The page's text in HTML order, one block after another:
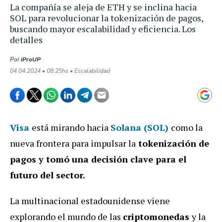
La compañía se aleja de ETH y se inclina hacia
SOL para revolucionar la tokenización de pagos,
buscando mayor escalabilidad y eficiencia. Los
detalles
PoriProUP
04.04.2024 • 08:25hs • Escalabilidad
Visa está mirando hacia Solana (SOL) como la
nueva frontera para impulsar la tokenización de
pagos y tomó una decisión clave para el
futuro del sector.
La multinacional estadounidense viene
explorando el mundo de las criptomonedasy la